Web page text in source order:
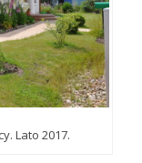
Lato 2017.